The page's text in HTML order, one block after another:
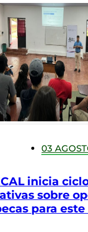
03
inicia
sobre
para